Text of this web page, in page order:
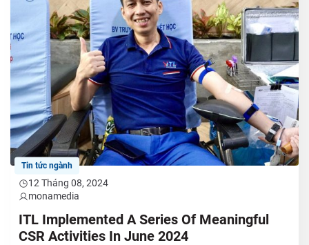
Tin tức ngành
12 Tháng 08, 2024
monamedia
ITL Implemented A Series Of Meaningful
CSR Activities In June 2024